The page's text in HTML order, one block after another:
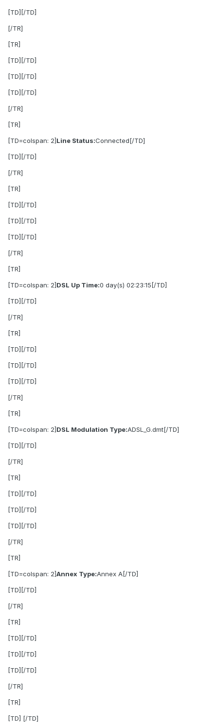
[TD][/TD]
[/TR]
[TR]
[TD][/TD]
[TD][/TD]
[TD][/TD]
[/TR]
[TR]
[TD=colspan: 2]Line Status:Connected[/TD]
[TD][/TD]
[/TR]
[TR]
[TD][/TD]
[TD][/TD]
[TD][/TD]
[/TR]
[TR]
[TD=colspan: 2]DSL Up Time:0 day(s) 02:23:15[/TD]
[TD][/TD]
[/TR]
[TR]
[TD][/TD]
[TD][/TD]
[TD][/TD]
[/TR]
[TR]
[TD=colspan: 2]DSL Modulation Type:ADSL_G.dmt[/TD]
[TD][/TD]
[/TR]
[TR]
[TD][/TD]
[TD][/TD]
[TD][/TD]
[/TR]
[TR]
[TD=colspan: 2]Annex Type:Annex A[/TD]
[TD][/TD]
[/TR]
[TR]
[TD][/TD]
[TD][/TD]
[TD][/TD]
[/TR]
[TR]
[TD] [/TD]